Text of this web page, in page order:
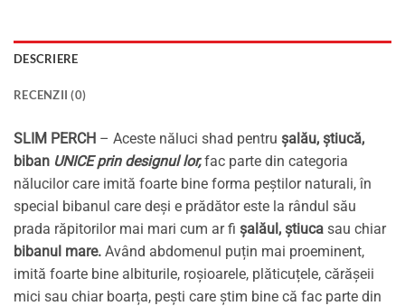
DESCRIERE
RECENZII (0)
SLIM PERCH – Aceste năluci shad pentru șalău, știucă,
biban UNICE prin designul lor,fac parte din categoria
nălucilor care imită foarte bine forma peștilor naturali, în
special bibanul care deși e prădător este la rândul său
prada răpitorilor mai mari cum ar fi șalăul, știuca sau chiar
bibanul mare. Având abdomenul puțin mai proeminent,
imită foarte bine albiturile, roșioarele, plăticuțele, cărășeii
mici sau chiar boarța, pești care știm bine că fac parte din